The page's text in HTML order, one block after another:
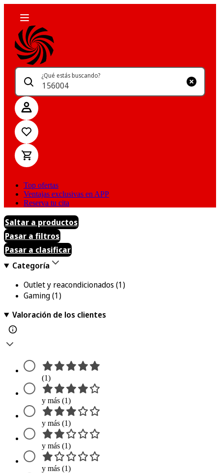
¿Qué estás buscando?
Top ofertas
Ventajas exclusivas en APP
Reserva tu cita
Saltar a productos
Pasar a filtros
Pasar a clasificar
Categoría
Outlet y reacondicionados (1)
Gaming(1)
Valoración de los clientes
(1)
y más (1)
y más (1)
y más (1)
y más (1)